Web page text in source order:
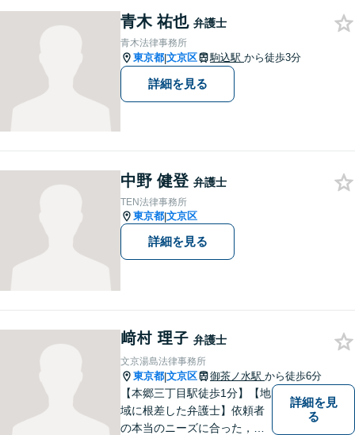
に歩みながら、問題解決のお
手伝いをいたします。初回相
談無料ですので、お気軽にご
相談ください！
青木 祐也 弁護士
青木法律事務所
東京都|文京区 駒込駅 から徒歩3分
詳細を見る
中野 健登 弁護士
TEN法律事務所
東京都|文京区
詳細を見る
﨑村 理子 弁護士
文京湯島法律事務所
東京都|文京区 御茶ノ水駅 から徒歩6分
【本郷三丁目駅徒歩1分】【地
域に根差した弁護士】依頼者
の本当のニーズに合った，オ
詳細を見
る